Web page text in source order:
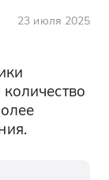
23 июля 2025